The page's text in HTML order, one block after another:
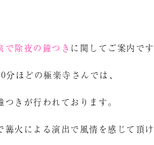
で除夜の鐘つき に関してご案内です
分ほどの極楽寺さんでは、
きが行われております。
篝火による演出で風情を感じて頂